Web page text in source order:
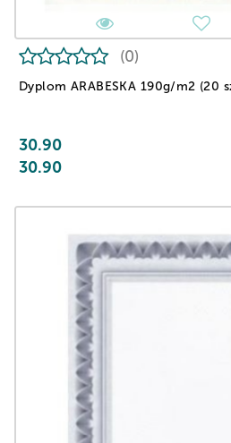
Dyplom ARABESKA 190g/m2 (20
(0)
30.90
30.90